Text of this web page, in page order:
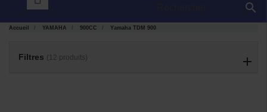

Accueil YAMAHA 900CC Yamaha TDM 900
Filtres (12 produits)
APERÇU
APERÇU